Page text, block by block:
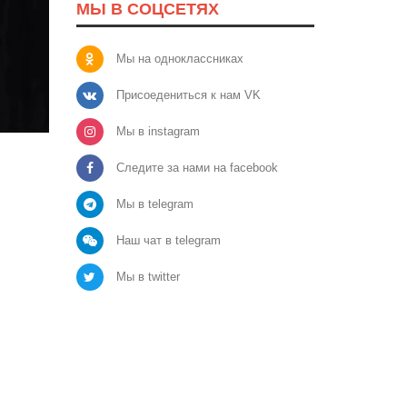
МЫ В СОЦСЕТЯХ
Мы на одноклассниках
Присоедениться к нам VK
Мы в instagram
Следите за нами на facebook
Мы в telegram
Наш чат в telegram
Мы в twitter